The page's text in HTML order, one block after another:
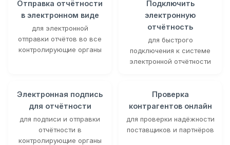
Отправка отчётности
в электронном виде
для электронной
отправки отчётов во все
контролирующие органы
Подключить
электронную
отчётность
для быстрого
подключения к системе
электронной отчётности
Электронная подпись
для отчётности
для подписи и отправки
отчётности в
контролирующие органы
Проверка
контрагентов онлайн
для проверки надёжности
поставщиков и партнёров